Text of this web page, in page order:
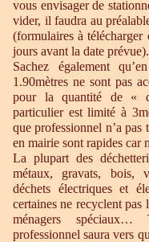
vous envisager de
vider, il faudra au
(formulaires à
jours avant la date prévue).
Sachez également
1.90mètres ne sont pas
pour la quantité de «
particulier est limité à
que professionnel n’a pas
en mairie sont rapides car
La plupart des
métaux, gravats, bois,
déchets électriques et
certaines ne recyclent pas
ménagers
professionnel saura vers